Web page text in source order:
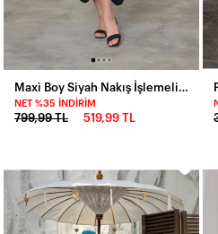
NET %35 İNDIRIM
799,99 TL 519,99 TL